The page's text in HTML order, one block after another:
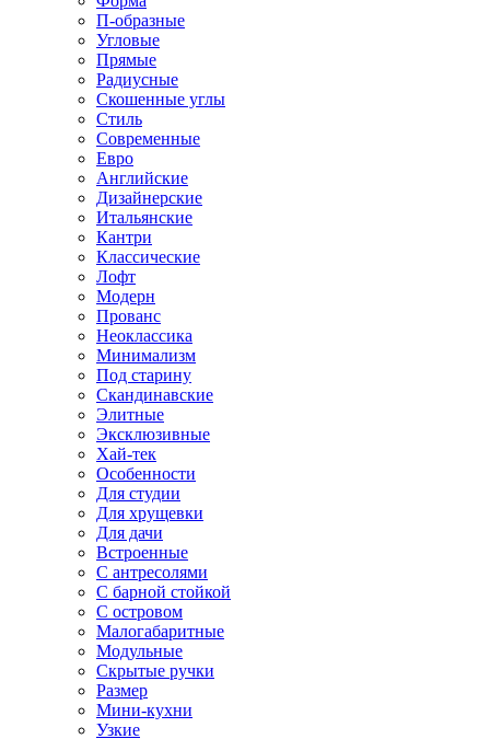
П-образные
Угловые
Прямые
Радиусные
Скошенные углы
Стиль
Современные
Евро
Английские
Дизайнерские
Итальянские
Кантри
Классические
Лофт
Модерн
Прованс
Неоклассика
Минимализм
Под старину
Скандинавские
Элитные
Эксклюзивные
Хай-тек
Особенности
Для студии
Для хрущевки
Для дачи
Встроенные
С антресолями
С барной стойкой
С островом
Малогабаритные
Модульные
Скрытые ручки
Размер
Мини-кухни
Узкие